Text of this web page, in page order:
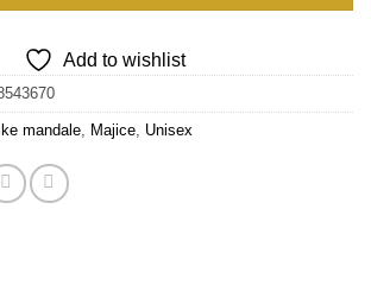
Add to wishlist
mandale, Majice, Unisex